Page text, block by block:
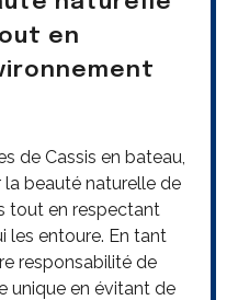
en
de Cassis en bateau,
la beauté naturelle de
tout en respectant
les entoure. En tant
responsabilité de
unique en évitant de